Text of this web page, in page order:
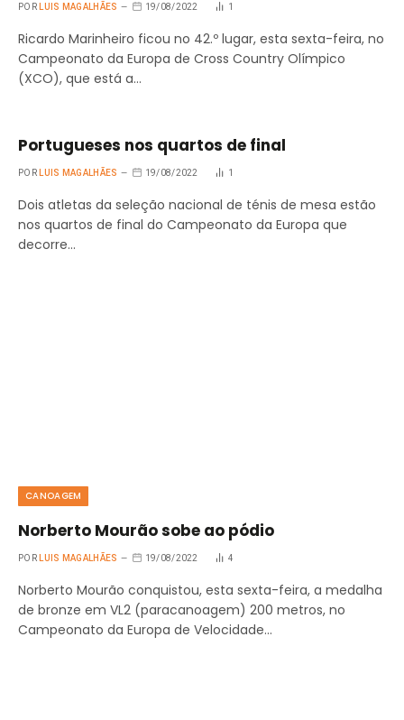
POR LUIS MAGALHÃES 19/08/2022 1
Ricardo Marinheiro ficou no 42.º lugar, esta sexta-feira, no
Campeonato da Europa de Cross Country Olímpico
(XCO), que está a…
Portugueses nos quartos de final
POR LUIS MAGALHÃES 19/08/2022 1
Dois atletas da seleção nacional de ténis de mesa estão
nos quartos de final do Campeonato da Europa que
decorre…
CANOAGEM
Norberto Mourão sobe ao pódio
POR LUIS MAGALHÃES 19/08/2022 4
Norberto Mourão conquistou, esta sexta-feira, a medalha
de bronze em VL2 (paracanoagem) 200 metros, no
Campeonato da Europa de Velocidade…